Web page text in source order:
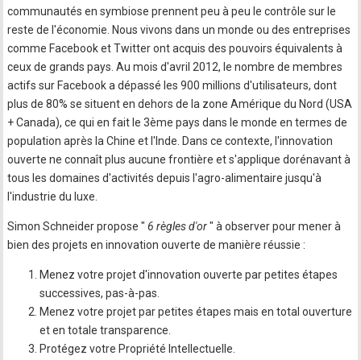
communautés en symbiose prennent peu à peu le contrôle sur le
reste de l'économie. Nous vivons dans un monde ou des entreprises
comme Facebook et Twitter ont acquis des pouvoirs équivalents à
ceux de grands pays. Au mois d'avril 2012, le nombre de membres
actifs sur Facebook a dépassé les 900 millions d'utilisateurs, dont
plus de 80% se situent en dehors de la zone Amérique du Nord (USA
+ Canada), ce qui en fait le 3ème pays dans le monde en termes de
population après la Chine et l'Inde. Dans ce contexte, l'innovation
ouverte ne connaît plus aucune frontière et s'applique dorénavant à
tous les domaines d'activités depuis l'agro-alimentaire jusqu'à
l'industrie du luxe.
Simon Schneider propose " 6 règles d'or" à observer pour mener à
bien des projets en innovation ouverte de manière réussie :
Menez votre projet d'innovation ouverte par petites étapes
successives, pas-à-pas.
Menez votre projet par petites étapes mais en total ouverture
et en totale transparence.
Protégez votre Propriété Intellectuelle.